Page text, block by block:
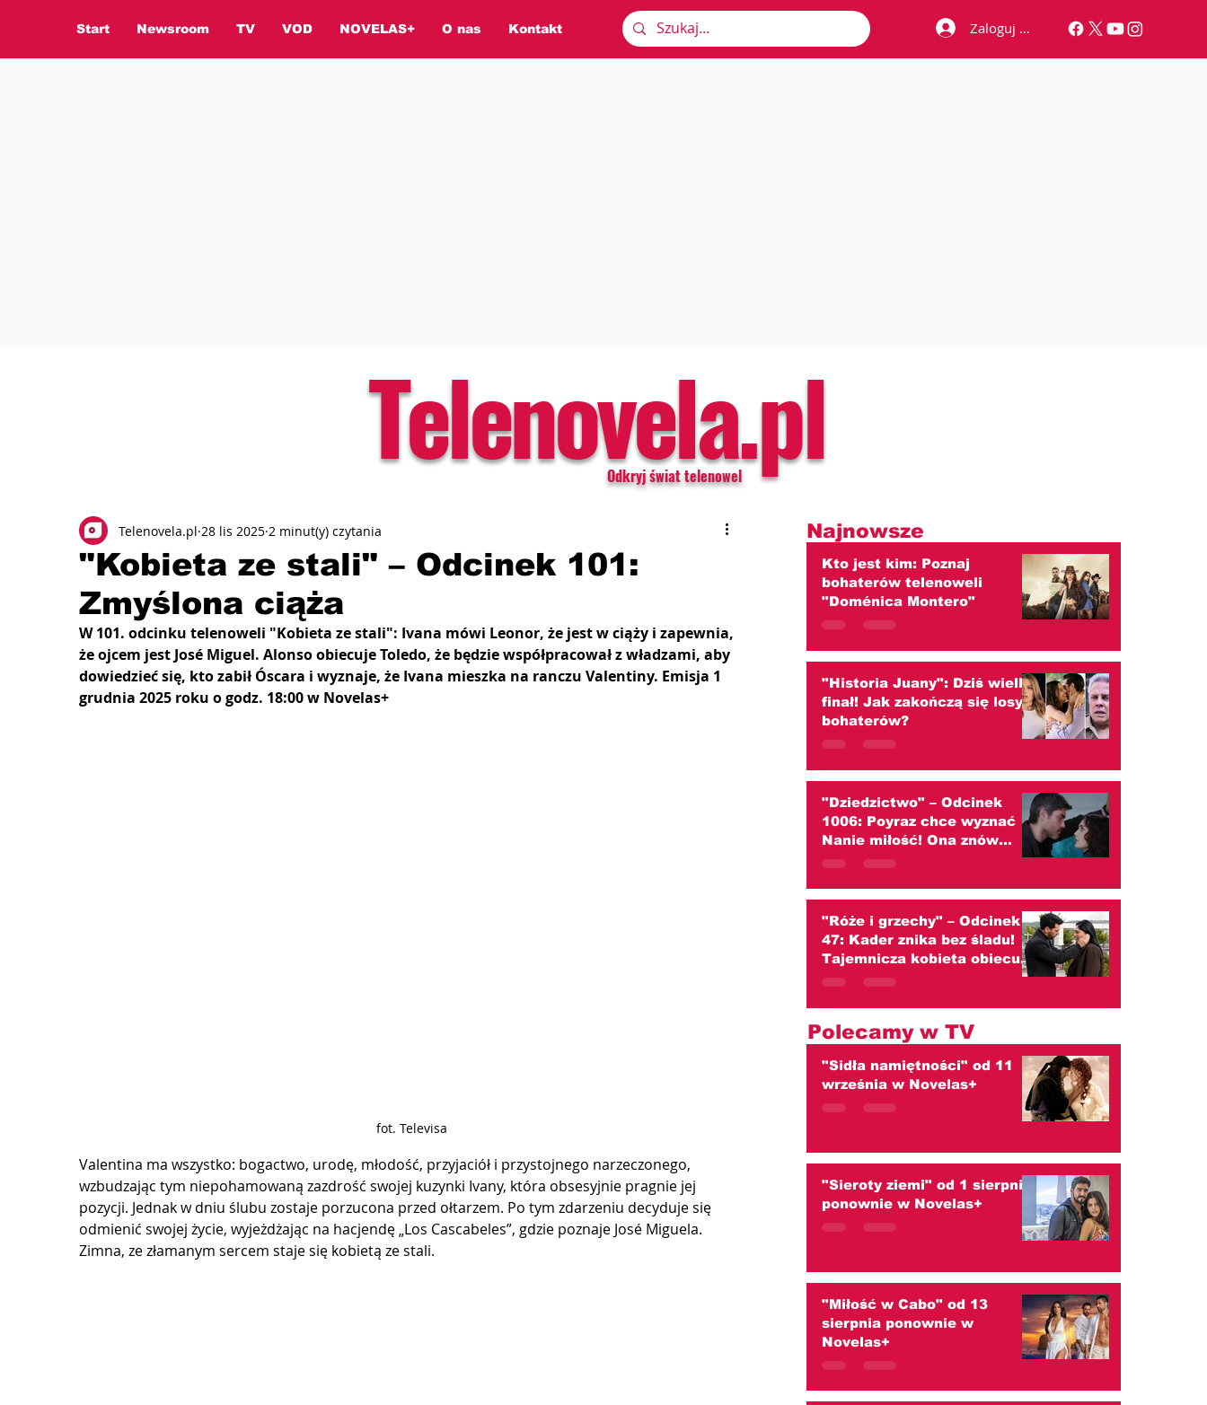
Start Newsroom TV VOD NOVELAS+ O nas Kontakt Zaloguj się
Telenovela.pl
Odkryj świat telenowel
"Kobieta ze stali" – Odcinek 101:
Zmyślona ciąża
Telenovela.pl 28 lis 2025 2 minut(y) czytania
W 101. odcinku telenoweli "Kobieta ze stali": Ivana mówi Leonor, że jest w ciąży i zapewnia,
że ojcem jest José Miguel. Alonso obiecuje Toledo, że będzie współpracował z władzami, aby
dowiedzieć się, kto zabił Óscara i wyznaje, że Ivana mieszka na ranczu Valentiny. Emisja 1
grudnia 2025 roku o godz. 18:00 w Novelas+
fot. Televisa
Valentina ma wszystko: bogactwo, urodę, młodość, przyjaciół i przystojnego narzeczonego,
wzbudzając tym niepohamowaną zazdrość swojej kuzynki Ivany, która obsesyjnie pragnie jej
pozycji. Jednak w dniu ślubu zostaje porzucona przed ołtarzem. Po tym zdarzeniu decyduje się
odmienić swojej życie, wyjeżdżając na hacjendę „Los Cascabeles”, gdzie poznaje José Miguela.
Zimna, ze złamanym sercem staje się kobietą ze stali.
Najnowsze
Kto jest kim: Poznaj
bohaterów telenoweli
"Doménica Montero"
"Historia Juany": Dziś wielki
finał! Jak zakończą się losy
bohaterów?
"Dziedzictwo" – Odcinek
1006: Poyraz chce wyznać
Nanie miłość! Ona znów
przed nim ucieka
"Róże i grzechy" – Odcinek
47: Kader znika bez śladu!
Tajemnicza kobieta obiecuje
zaprowadzić ją do ojca
Polecamy w TV
"Sidła namiętności" od 11
września w Novelas+
"Sieroty ziemi" od 1 sierpnia
ponownie w Novelas+
"Miłość w Cabo" od 13
sierpnia ponownie w
Novelas+